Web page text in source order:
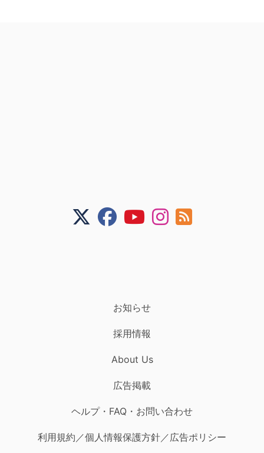
お知らせ
採用情報
About Us
広告掲載
ヘルプ・FAQ・お問い合わせ
利用規約／個人情報保護方針／広告ポリシー